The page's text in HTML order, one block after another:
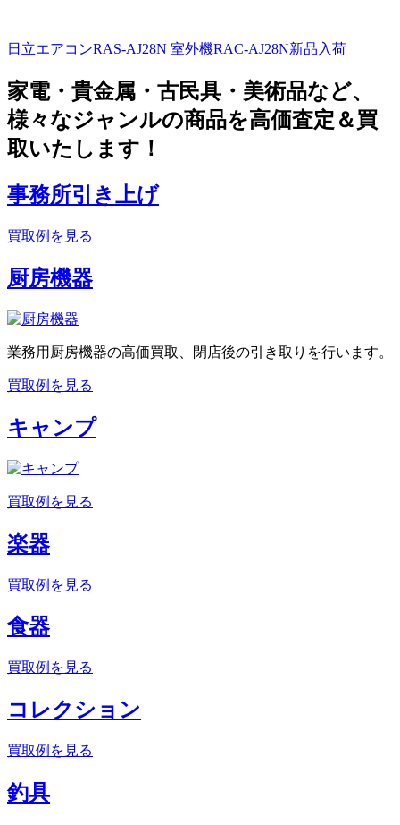
日立エアコンRAS-AJ28N 室外機RAC-AJ28N新品入荷
家電・貴金属・古民具・美術品など、
様々なジャンルの商品を高価査定＆買
取いたします！
事務所引き上げ
買取例を見る
厨房機器
業務用厨房機器の高価買取、閉店後の引き取りを行います。
買取例を見る
キャンプ
買取例を見る
楽器
買取例を見る
食器
買取例を見る
コレクション
買取例を見る
釣具